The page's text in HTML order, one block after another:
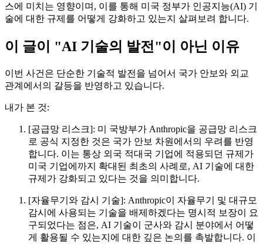
스에 미치는 영향이며, 이를 통해 미국 정부가 인공지능(AI) 기
술에 대한 규제를 어떻게 강화하고 있는지 살펴보려 합니다.
이 글이 "AI 기술의 발전"이 아닌 이유
이번 사건은 단순한 기술적 발전을 넘어서 국가 안보와 외교
관계에서의 갈등을 반영하고 있습니다.
내가 본 것:
[공급망 리스크]: 미 국방부가 Anthropic을 공급망 리스크
로 공식 지정한 것은 국가 안보 차원에서의 우려를 반영
합니다. 이는 통상 외국 적대국 기업에 적용되던 규제가
미국 기업에까지 확대된 최초의 사례로, AI 기술에 대한
규제가 강화되고 있다는 것을 의미합니다.
[자율무기와 감시 기술]: Anthropic이 자율무기 및 대규모
감시에 사용되는 기술을 배제하겠다는 명시적 보장이 요
구되었다는 점은, AI 기술이 군사와 감시 분야에서 어떻
게 활용될 수 있는지에 대한 깊은 논의를 촉발합니다. 이